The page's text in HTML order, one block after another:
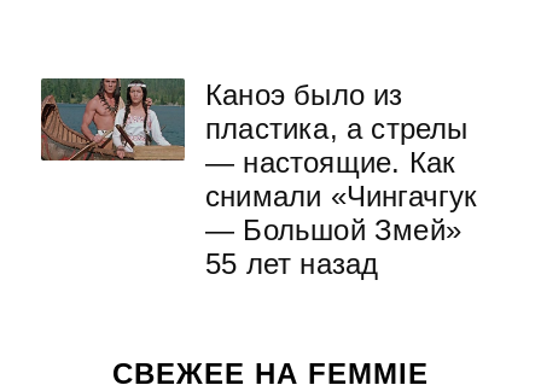
Каноэ было из
пластика, а стрелы
— настоящие. Как
снимали «Чингачгук
— Большой Змей»
55 лет назад
СВЕЖЕЕ НА FEMMIE